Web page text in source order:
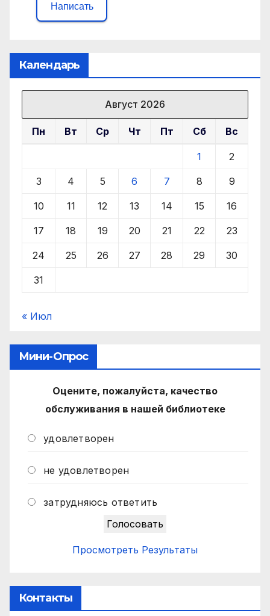
Написать
Календарь
Август 2026
Пн Вт Ср Чт Пт Сб Вс
1 2
3 4 5 6 7 8 9
10 11 12 13 14 15 16
17 18 19 20 21 22 23
24 25 26 27 28 29 30
31
« Июл
Мини-Опрос
Оцените, пожалуйста, качество
обслуживания в нашей библиотеке
удовлетворен
не удовлетворен
затрудняюсь ответить
Просмотреть Результаты
Контакты